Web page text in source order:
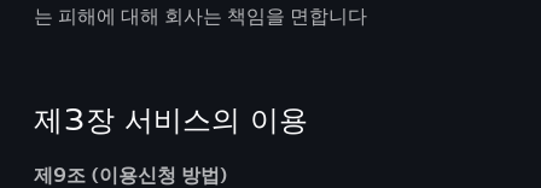
는 피해에 대해 회사는 책임을 면합니다
제3장 서비스의 이용
제9조 (이용신청 방법)